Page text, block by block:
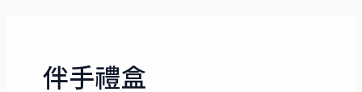
伴手禮盒